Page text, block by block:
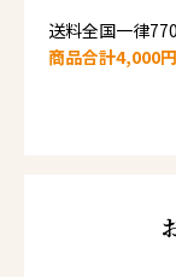
送料全国一律
商品合計4,000